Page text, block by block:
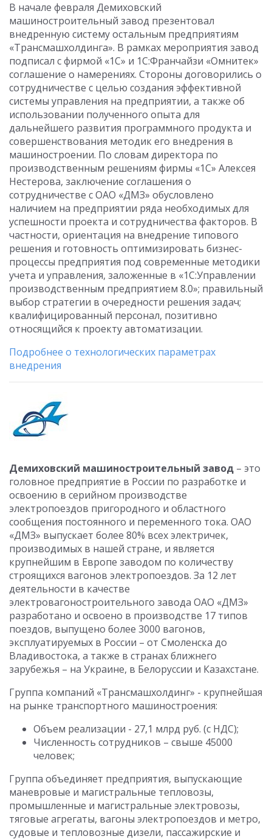
В начале февраля Демиховский
машиностроительный завод презентовал
внедренную систему остальным предприятиям
«Трансмашхолдинга». В рамках мероприятия завод
подписал с фирмой «1С» и 1С:Франчайзи «Омнитек»
соглашение о намерениях. Стороны договорились о
сотрудничестве с целью создания эффективной
системы управления на предприятии, а также об
использовании полученного опыта для
дальнейшего развития программного продукта и
совершенствования методик его внедрения в
машиностроении. По словам директора по
производственным решениям фирмы «1С» Алексея
Нестерова, заключение соглашения о
сотрудничестве с ОАО «ДМЗ» обусловлено
наличием на предприятии ряда необходимых для
успешности проекта и сотрудничества факторов. В
частности, ориентация на внедрение типового
решения и готовность оптимизировать бизнес-
процессы предприятия под современные методики
учета и управления, заложенные в «1С:Управлении
производственным предприятием 8.0»; правильный
выбор стратегии в очередности решения задач;
квалифицированный персонал, позитивно
относящийся к проекту автоматизации.
Подробнее о технологических параметрах
внедрения
Демиховский машиностроительный завод – это
головное предприятие в России по разработке и
освоению в серийном производстве
электропоездов пригородного и областного
сообщения постоянного и переменного тока. ОАО
«ДМЗ» выпускает более 80% всех электричек,
производимых в нашей стране, и является
крупнейшим в Европе заводом по количеству
строящихся вагонов электропоездов. За 12 лет
деятельности в качестве
электровагоностроительного завода ОАО «ДМЗ»
разработано и освоено в производстве 17 типов
поездов, выпущено более 3000 вагонов,
эксплуатируемых в России – от Смоленска до
Владивостока, а также в странах ближнего
зарубежья – на Украине, в Белоруссии и Казахстане.
Группа компаний «Трансмашхолдинг» - крупнейшая
на рынке транспортного машиностроения:
Объем реализации - 27,1 млрд руб. (с НДС);
Численность сотрудников – свыше 45000
человек;
Группа объединяет предприятия, выпускающие
маневровые и магистральные тепловозы,
промышленные и магистральные электровозы,
тяговые агрегаты, вагоны электропоездов и метро,
судовые и тепловозные дизели, пассажирские и